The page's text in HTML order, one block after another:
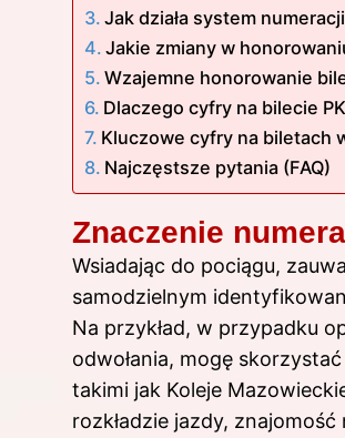
Jak działa system
Jakie zmiany w
Wzajemne honorowanie
Dlaczego cyfry na bilecie
Kluczowe cyfry na biletach
Najczęstsze pytania (FAQ)
Znaczenie
Wsiadając do pociągu,
samodzielnym
Na przykład, w przypadku
odwołania, mogę
takimi jak Koleje
rozkładzie jazdy,